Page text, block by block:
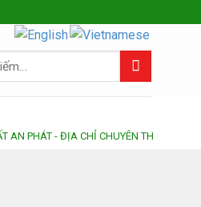
- ĐỊA CHỈ CHUYÊN THIẾT KẾ & THI